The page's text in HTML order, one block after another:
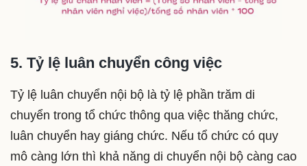
5. Tỷ lệ luân chuyển công việc
Tỷ lệ luân chuyển nội bộ là tỷ lệ phần trăm di
chuyển trong tổ chức thông qua việc thăng chức,
luân chuyển hay giáng chức. Nếu tổ chức có quy
mô càng lớn thì khả năng di chuyển nội bộ càng cao